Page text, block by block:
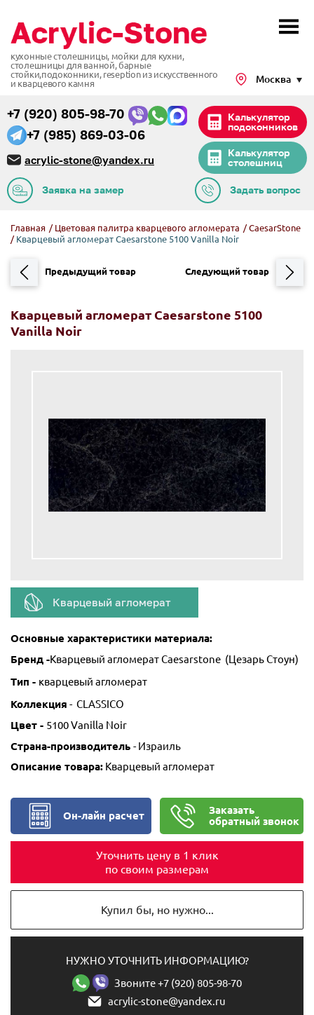
кухонные столешницы, мойки для кухни,
столешницы для ванной, барные
стойки,подоконники, reseption из искусственного
и кварцевого камня
+7 (985) 869-03-06
+7 (920) 805-98-70
acrylic-stone@yandex.ru
Калькулятор
столешниц
Калькулятор
подоконников
Москва
Задать вопрос
Заявка на замер
Главная / Цветовая палитра кварцевого агломерата /CaesarStone
/ Кварцевый агломерат Caesarstone 5100 Vanilla Noir
Кварцевый агломерат Caesarstone 5100
Vanilla Noir
Кварцевый агломерат
Основные характеристики материала:
Бренд -Кварцевый агломератCaesarstone (Цезарь Стоун)
Тип - кварцевый агломерат
Коллекция - CLASSICO
Цвет - 5100 Vanilla Noir
Страна-производитель - Израиль
Описание товара: Кварцевый агломерат
Он-лайн расчет
Заказать
обратный звонок
Уточнить цену в 1 клик
по своим размерам
Купил бы, но нужно...
НУЖНО УТОЧНИТЬ ИНФОРМАЦИЮ?
Звоните +7 (920) 805-98-70
acrylic-stone@yandex.ru